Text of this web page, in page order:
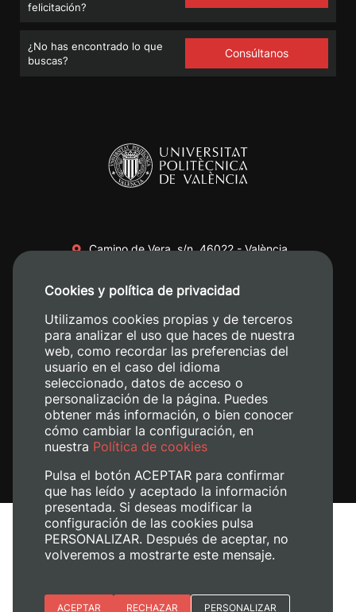
felicitación?
¿No has encontrado lo que
buscas?
Consúltanos
Camino de Vera, s/n. 46022 - València
+34 620 04 00 50
Aviso legal
Política de cookies
Gestionar cookies
Cookies y política de privacidad
Utilizamos cookies propias y de terceros
para analizar el uso que haces de nuestra
web, como recordar las preferencias del
usuario en el caso del idioma
seleccionado, datos de acceso o
personalización de la página. Puedes
obtener más información, o bien conocer
cómo cambiar la configuración, en
nuestra Política de cookies
Pulsa el botón ACEPTAR para confirmar
que has leído y aceptado la información
presentada. Si deseas modificar la
configuración de las cookies pulsa
PERSONALIZAR. Después de aceptar, no
volveremos a mostrarte este mensaje.
Esenciales
ACEPTAR RECHAZAR PERSONALIZAR